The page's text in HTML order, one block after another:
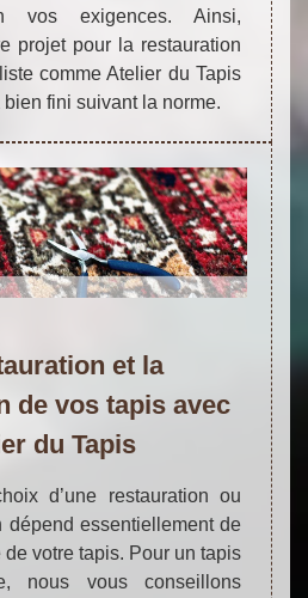
vos exigences. Ainsi,
projet pour la restauration
comme Atelier du Tapis
fini suivant la norme.
et la
de vos tapis avec
du Tapis
d’une restauration ou
dépend essentiellement de
de votre tapis. Pour un tapis
nous vous conseillons